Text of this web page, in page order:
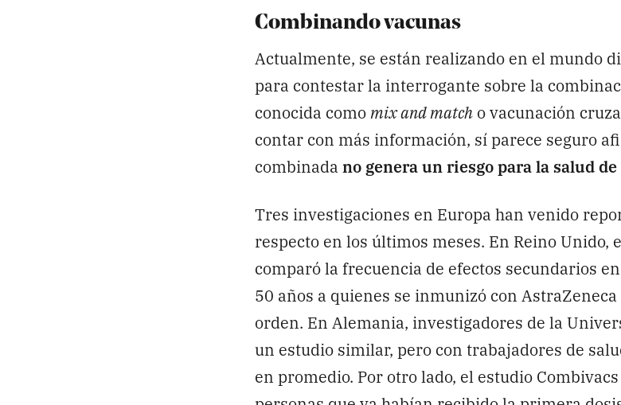
Combinando vacunas
Actualmente, se están realizando en el mundo
para contestar la interrogante sobre la
conocida como mix and match o vacunación
contar con más información, sí parece seguro
combinada no genera un riesgo para la salud
Tres investigaciones en Europa han venido
respecto en los últimos meses. En Reino Unido,
comparó la frecuencia de efectos secundarios
50 años a quienes se inmunizó con
orden. En Alemania, investigadores de la
un estudio similar, pero con trabajadores de
en promedio. Por otro lado, el estudio